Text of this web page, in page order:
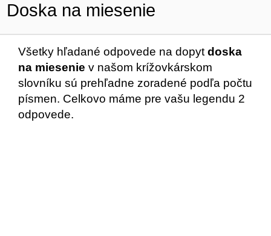
Doska na miesenie
Všetky hľadané odpovede na dopyt doska
na miesenie v našom krížovkárskom
slovníku sú prehľadne zoradené podľa počtu
písmen. Celkovo máme pre vašu legendu 2
odpovede.